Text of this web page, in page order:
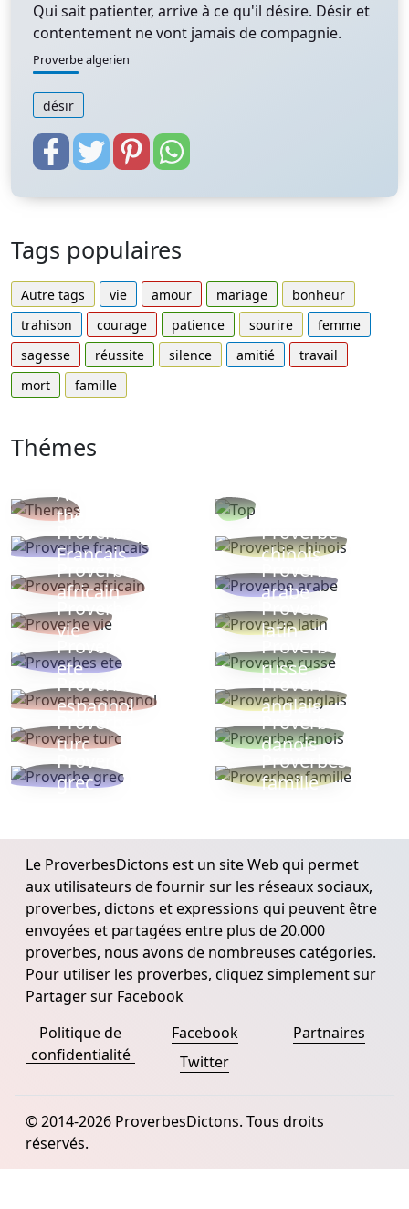
Qui sait patienter, arrive à ce qu'il désire. Désir et
contentement ne vont jamais de compagnie.
Proverbe algerien
désir
Tags populaires
Autre tags vie amour mariage
bonheur
trahison
courage patience sourire
femme
sagesse
réussite silence amitié
travail
mort
famille
Thémes
Autres
thèmes
Proverbe
Français
Proverbe
chinois
Proverbe
africain
Proverbe
arabe
Proverbe
vie
Proverbe
latin
Proverbes
ete
Proverbe
russe
Proverbe
espagnol
Proverbe
anglais
Proverbe
turc
Proverbe
danois
Proverbe
grec
Proverbes
famille
Le ProverbesDictons est un site Web qui permet
aux utilisateurs de fournir sur les réseaux sociaux,
proverbes, dictons et expressions qui peuvent être
envoyées et partagées entre plus de 20.000
proverbes, nous avons de nombreuses catégories.
Pour utiliser les proverbes, cliquez simplement sur
Partager sur Facebook
Politique de
confidentialité
Facebook
Twitter
Partnaires
© 2014-2026 ProverbesDictons. Tous droits
réservés.